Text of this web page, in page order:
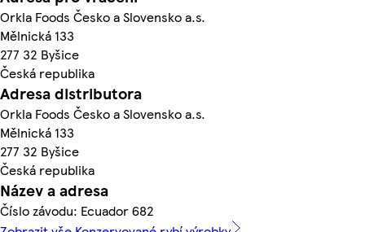
Orkla Foods Česko a Slovensko a.s.
Mělnická 133
277 32 Byšice
Česká republika
Adresa distributora
Orkla Foods Česko a Slovensko a.s.
Mělnická 133
277 32 Byšice
Česká republika
Název a adresa
Číslo závodu: Ecuador 682